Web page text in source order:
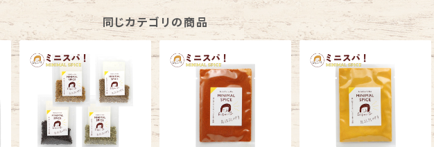
同じカテゴリの商品